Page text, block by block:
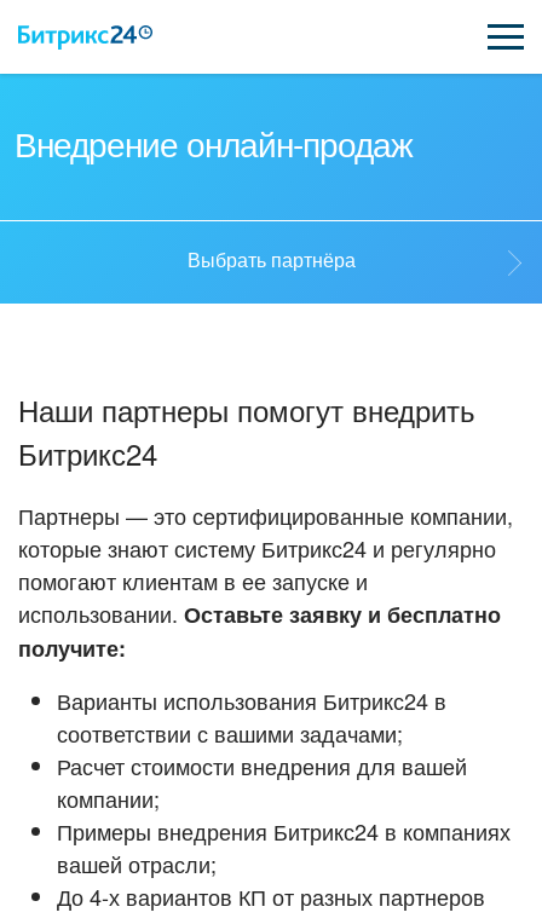
ПОЛУЧИТЬ БЕСПЛАТНО
ВХОД
ВХОД
Внедрение онлайн-продаж
Стать партнёром
Кейсы партнеров
Смотреть видеокейсы
Выбрать партнёра
Наши партнеры помогут внедрить
Битрикс24
Партнеры — это сертифицированные компании,
которые знают систему Битрикс24 и регулярно
помогают клиентам в ее запуске и
использовании. Оставьте заявку и бесплатно
получите:
Варианты использования Битрикс24 в
соответствии с вашими задачами;
Расчет стоимости внедрения для вашей
компании;
Примеры внедрения Битрикс24 в компаниях
вашей отрасли;
До 4-х вариантов КП от разных партнеров